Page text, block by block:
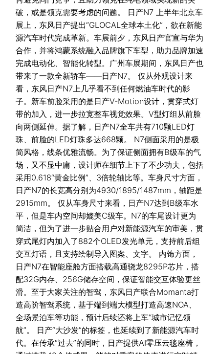
破，或是领克需要考虑的问题。 日产N7 上半年北京车
展上，东风日产提出“GLOCAL全球本土化”，欲在新能
源汽车时代完成革新。车展前夕，东风日产官宣与华为
合作，并将鸿蒙系统融入品牌旗下车型，助力品牌加速
完成电动化、智能化转型。广州车展期间，东风日产也
带来了一款全新轿车——日产N7。 仅从外观设计来
看，东风日产N7上几乎看不到任何燃油车时代的影
子。新车前脸采用的是日产V-Motion设计，贯穿式灯
带的加入，进一步拉宽整车视觉效果。V型灯组从前脸
向两侧延伸。据了解，日产N7全车共有710颗LED灯
珠、前脸的LED灯珠多达668颗。 N7侧面采用的是极
简风格，线条优雅流畅。为了保证侧面拥有B级车的气
场，又不显中庸，设计师在细节上下了不少功夫，包括
采用0.618“黄金比例”、3倍轮轴比等。车身尺寸方面，
日产N7的长宽高分别为4930/1895/1487mm，轴距是
2915mm。 仅从车身尺寸来看，日产N7达到B级车水
平，但是车内空间却媲美C级车。N7的车尾设计更为
简洁，但为了进一步贴合用户对新能源汽车的审美，贯
穿式尾灯内加入了882个OLED发光单元，支持前后组
交互灯语，且支持绘制导入图案、文字。 内饰方面，
日产N7在智能座舱方面搭载高通骁龙8295P芯片，搭
配32G内存、256G储存空间，保证智能交互体验更丝
滑。至于大家关注的智驾，东风日产联合Momanta打
造高阶智驾系统，基于端到端大模型打造高速NOA、
全场景泊车等功能，预计后续还将上车“城市记忆领
航”。 日产“大沙发”的标签，也延续到了新能源汽车时
代。在传承“过去”的同时，日产提供AI零压云毯座椅，